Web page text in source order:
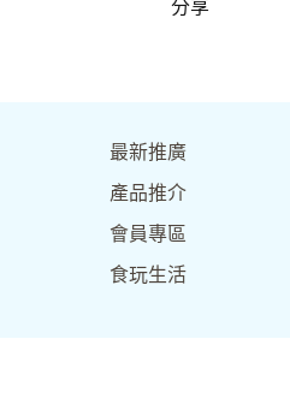
分享
最新推廣
產品推介
會員專區
食玩生活